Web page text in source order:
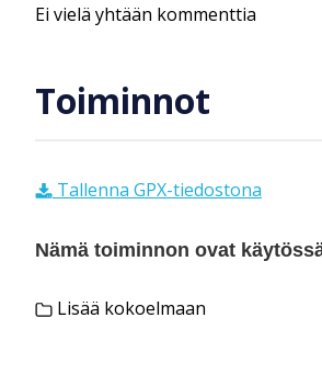
Ei vielä yhtään kommenttia
Toiminnot
Tallenna GPX-tiedostona
Nämä toiminnon ovat
Lisää kokoelmaan